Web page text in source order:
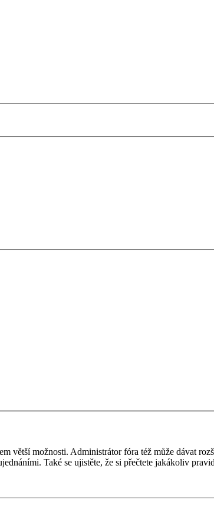
větší možnosti. Administrátor fóra též může dávat
Také se ujistěte, že si přečtete jakákoliv